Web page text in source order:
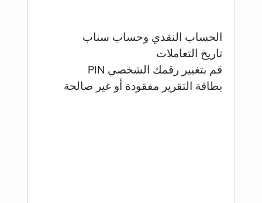
الحساب النقدي وحساب سناب
تاريخ التعاملات
قم بتغيير رقمك الشخصي PIN
بطاقة التقرير مفقودة أو غير صالحة